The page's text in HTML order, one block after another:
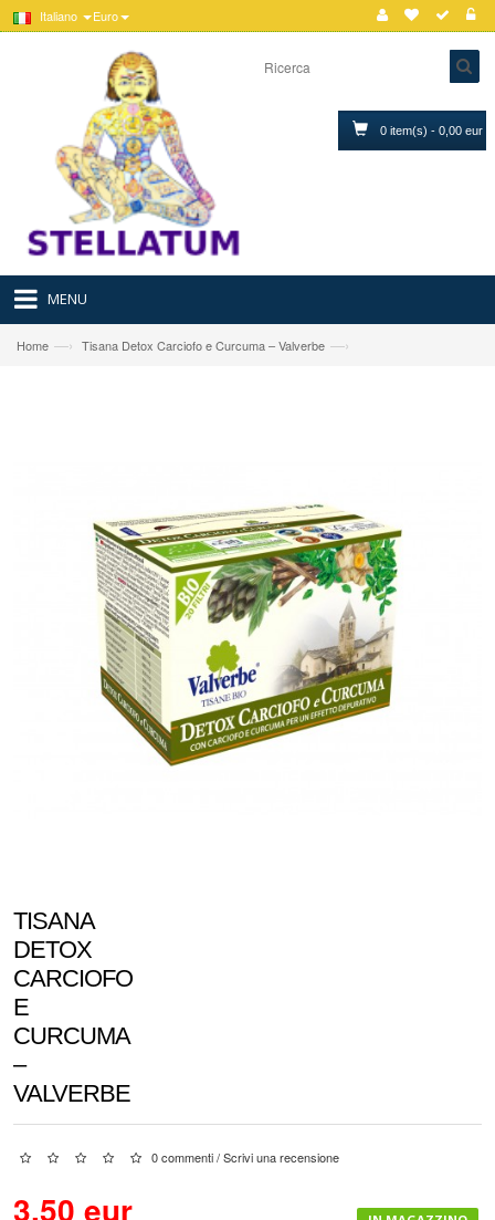
Italiano Euro
0 item(s) - 0,00 eur
MENU
Home —› Tisana Detox Carciofo e Curcuma – Valverbe —›
TISANA
DETOX
CARCIOFO
E
CURCUMA
–
VALVERBE
0 commenti/Scrivi una recensione
3,50 eur